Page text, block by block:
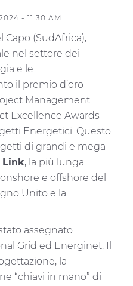
- 11:30 AM
Capo (SudAfrica),
nel settore dei
e le
il premio d’oro
Management
Excellence Awards
Energetici. Questo
di grandi e mega
Link, la più lunga
e offshore del
Unito e la
assegnato
Grid ed Energinet. Il
la
“chiavi in mano” di